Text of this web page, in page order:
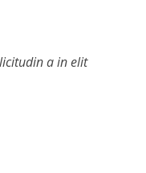
a in elit